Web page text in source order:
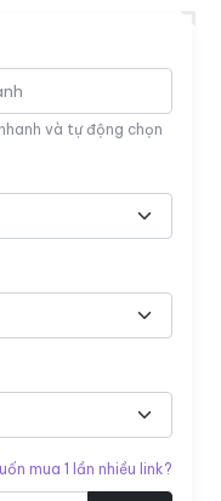
và tự động chọn
mua 1 lần nhiều link?